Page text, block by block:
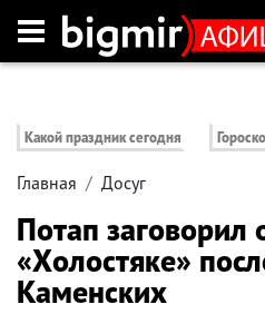
Какой праздник сегодня
Главная Досуг
Потап заговорил
«Холостяке»
Каменских